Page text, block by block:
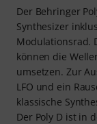
Der Behringer
Synthesizer
Modulationsrad.
können die
umsetzen. Zur
LFO und ein
klassische
Der Poly D ist in